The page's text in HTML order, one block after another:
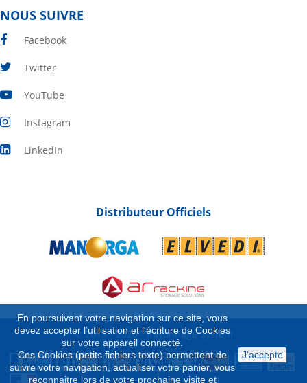
NOUS SUIVRE
Facebook
Twitter
YouTube
Instagram
LinkedIn
En poursuivant votre navigation sur ce site, vous
devez accepter l’utilisation et l'écriture de Cookies
sur votre appareil connecté.
Ces Cookies (petits fichiers texte) permettent de
suivre votre navigation, actualiser votre panier, vous
reconnaitre lors de votre prochaine visite et
J'accepte
Distributeur Officiels
© 2015 - 2026 - Rayonnage System